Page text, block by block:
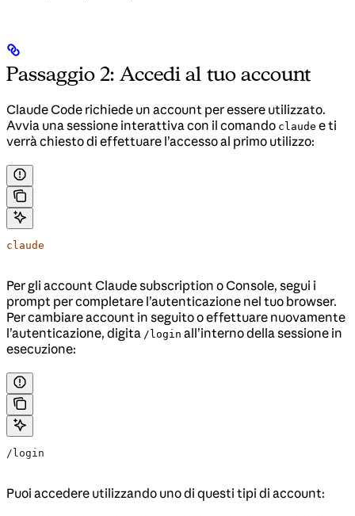
Passaggio 2: Accedi al tuo account
Claude Code richiede un account per essere utilizzato.
Avvia una sessione interattiva con il comando claude e ti
verrà chiesto di effettuare l’accesso al primo utilizzo:
claude
Per gli account Claude subscription o Console, segui i
prompt per completare l’autenticazione nel tuo browser.
Per cambiare account in seguito o effettuare nuovamente
l’autenticazione, digita /login all’interno della sessione in
esecuzione:
/login
Puoi accedere utilizzando uno di questi tipi di account: